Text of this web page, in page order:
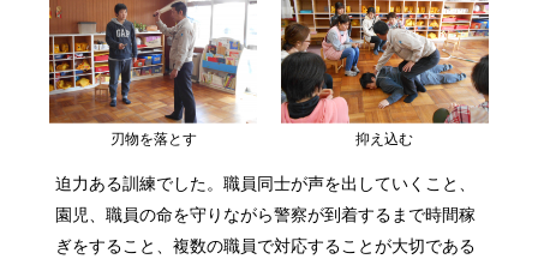
刃物を落とす 抑え込む
迫力ある訓練でした。職員同士が声を出していくこと、
園児、職員の命を守りながら警察が到着するまで時間稼
ぎをすること、複数の職員で対応することが大切である